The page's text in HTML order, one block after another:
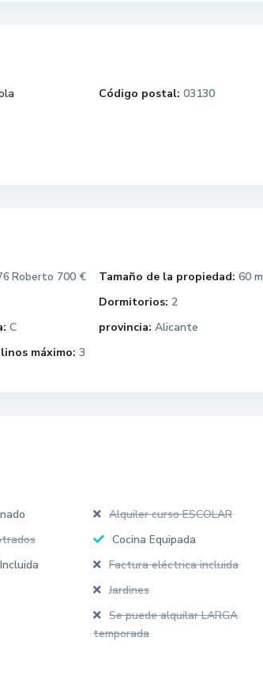
Código postal: 03130
Roberto 700 € Tamaño de la propiedad: 60 m
Dormitorios: 2
C provincia: Alicante
máximo: 3
Alquiler curso ESCOLAR
Cocina Equipada
Factura eléctrica incluida
Jardines
Se puede alquilar LARGA
temporada